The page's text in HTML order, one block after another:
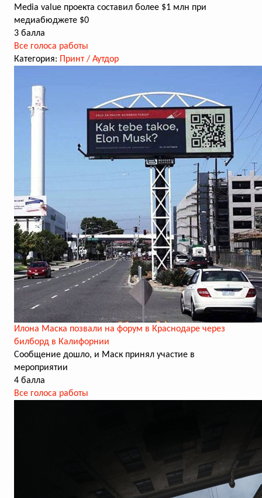
Media value проекта составил более $1 млн при
медиабюджете $0
3 балла
Все голоса работы
Категория: Принт / Аутдор
Илона Маска позвали на форум в Краснодаре через
билборд в Калифорнии
Сообщение дошло, и Маск принял участие в
мероприятии
4 балла
Все голоса работы